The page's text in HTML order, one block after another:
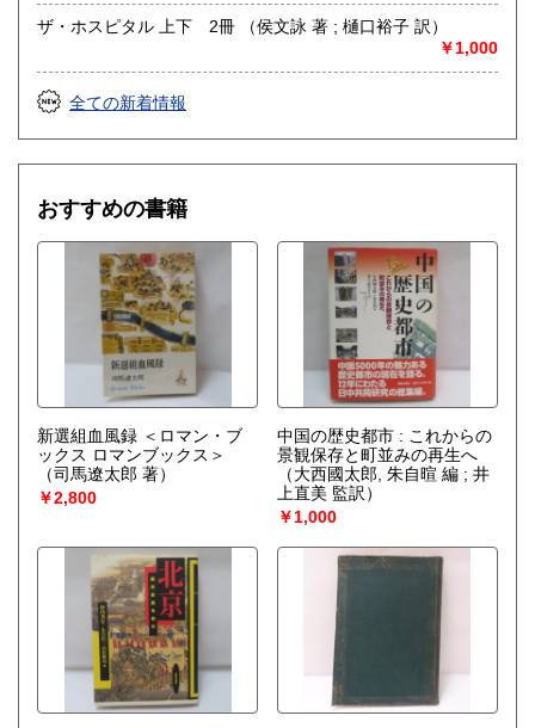
ザ・ホスピタル 上下 2冊 （侯文詠 著 ; 樋口裕子 訳）
￥1,000
全ての新着情報
おすすめの書籍
新選組血風録 ＜ロマン・ブ
ックス ロマンブックス＞
（司馬遼太郎 著）
￥2,800
中国の歴史都市 : これからの
景観保存と町並みの再生へ
（大西國太郎, 朱自暄 編 ; 井
上直美 監訳）
￥1,000